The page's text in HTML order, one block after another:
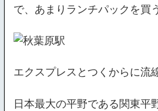
で、あまりランチパックを買
エクスプレスとつくからに流
日本最大の平野である関東平